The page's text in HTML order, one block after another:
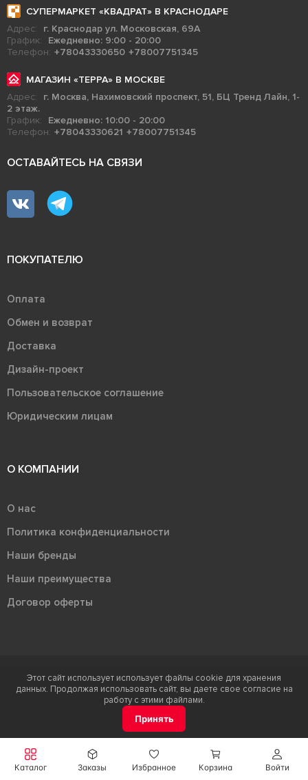
Войти
Каталог Заказы Избранное Корзина
СУПЕРМАРКЕТ «КВАДРАТ» В КРАСНОДАРЕ
Адрес:
г. Краснодар ул. Московская, 69А
График:
Ежедневно: 9:00 - 20:00
Телефон: +78043330650 +78007751345
МАГАЗИН «ТЕРРА» В МОСКВЕ
Адрес:
г. Москва, Нахимовский проспект, 51, БЦ Тренд Лайн, 1-
2 этаж.
График:
Ежедневно: 10:00 - 20:00
Телефон: +78043330621 +78007751345
ОСТАВАЙТЕСЬ НА СВЯЗИ
ПОКУПАТЕЛЮ
Оплата
Обмен и возврат
Доставка
Дизайн-проект
Пользовательское соглашение
Юридическим лицам
О КОМПАНИИ
О нас
Политика конфиденциальности
Наши бренды
Наши преимущества
Договор оферты
Терра - территория керамики 2026
Ⓒ Правообладателем товарного знака "Терра" является ООО "Атлас-
Этот сайт использует использует файлы cookie для хранения
данных. Продолжая использовать сайт, вы даете свое согласие на
работу с этими файлами.
Принять